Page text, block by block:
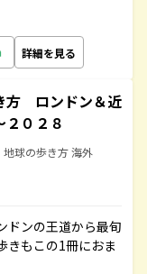
詳細を見る
方 ロンドン＆近
０２８
球の歩き方 海外
ドンの王道から最旬
きもこの1冊におま